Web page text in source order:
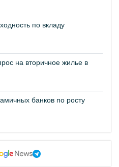
по вкладу
на вторичное жилье в
банков по росту